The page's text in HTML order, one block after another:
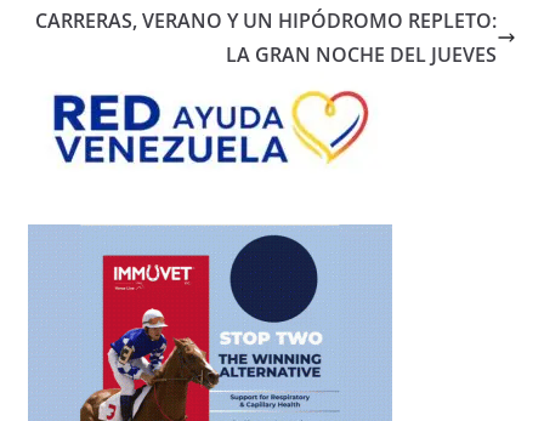
CARRERAS, VERANO Y UN HIPÓDROMO REPLETO:
LA GRAN NOCHE DEL JUEVES